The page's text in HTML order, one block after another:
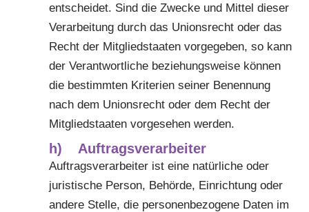
entscheidet. Sind die Zwecke und Mittel dieser
Verarbeitung durch das Unionsrecht oder das
Recht der Mitgliedstaaten vorgegeben, so kann
der Verantwortliche beziehungsweise können
die bestimmten Kriterien seiner Benennung
nach dem Unionsrecht oder dem Recht der
Mitgliedstaaten vorgesehen werden.
h) Auftragsverarbeiter
Auftragsverarbeiter ist eine natürliche oder
juristische Person, Behörde, Einrichtung oder
andere Stelle, die personenbezogene Daten im